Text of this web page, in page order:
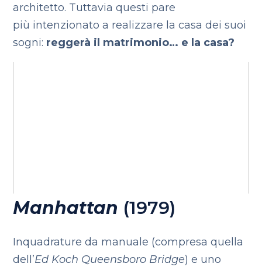
architetto. Tuttavia questi pare
più intenzionato a realizzare la casa dei suoi
sogni: reggerà il matrimonio… e la casa?
Manhattan (1979)
Inquadrature da manuale (compresa quella
dell’Ed Koch Queensboro Bridge) e uno